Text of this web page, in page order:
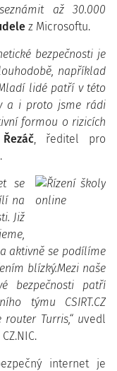
až 30.000
z Microsoftu.
bezpečnosti je
například
lidé patří v této
a i proto jsme rádi
formou o rizicích
, ředitel pro
se
na
Již
aktivně se podílíme
blízký.Mezi naše
bezpečnosti patří
týmu CSIRT.CZ
Turris,“ uvedl
internet je